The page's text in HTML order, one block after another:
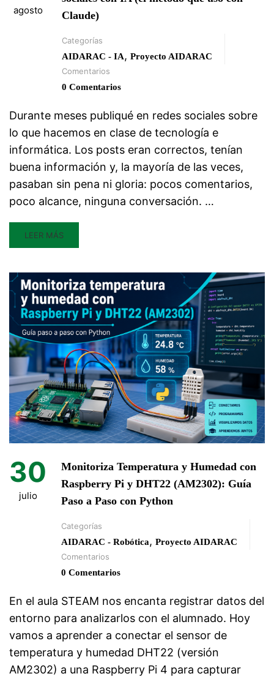
agosto
Claude)
Categorías
AIDARAC - IA, Proyecto AIDARAC
Comentarios
0 Comentarios
Durante meses publiqué en redes sociales sobre
lo que hacemos en clase de tecnología e
informática. Los posts eran correctos, tenían
buena información y, la mayoría de las veces,
pasaban sin pena ni gloria: pocos comentarios,
poco alcance, ninguna conversación. …
LEER MÁS
30
julio
Monitoriza Temperatura y Humedad con
Raspberry Pi y DHT22 (AM2302): Guía
Paso a Paso con Python
Categorías
AIDARAC - Robótica, Proyecto AIDARAC
Comentarios
0 Comentarios
En el aula STEAM nos encanta registrar datos del
entorno para analizarlos con el alumnado. Hoy
vamos a aprender a conectar el sensor de
temperatura y humedad DHT22 (versión
AM2302) a una Raspberry Pi 4 para capturar